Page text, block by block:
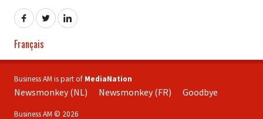
Français
Business AM is part of MediaNation
Newsmonkey (NL) Newsmonkey (FR) Goodbye
Business AM © 2026